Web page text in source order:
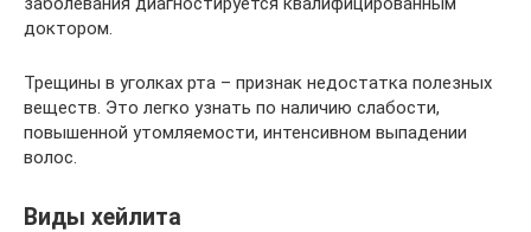
доктором.
Трещины в уголках рта – признак недостатка полезных
веществ. Это легко узнать по наличию слабости,
повышенной утомляемости, интенсивном выпадении
волос.
Виды хейлита